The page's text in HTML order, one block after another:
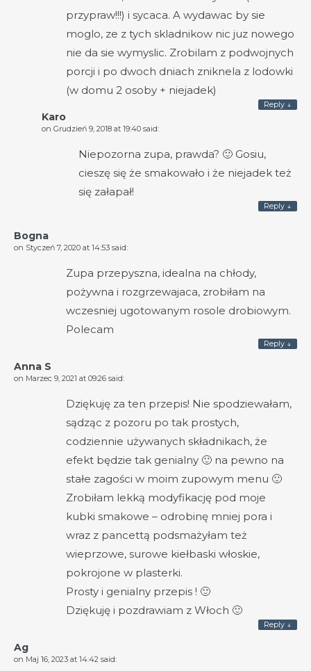
przypraw!!!) i sycaca. A wydawac by sie
moglo, ze z tych skladnikow nic juz nowego
nie da sie wymyslic. Zrobilam z podwojnych
porcji i po dwoch dniach zniknela z lodowki
(w domu 2 osoby + niejadek)
Reply ↓
Karo
on Grudzień 9, 2018 at 19:40 said:
Niepozorna zupa, prawda? 🙂 Gosiu,
cieszę się że smakowało i że niejadek też
się załapał!
Reply ↓
Bogna
on Styczeń 7, 2020 at 14:53 said:
Zupa przepyszna, idealna na chłody,
pożywna i rozgrzewajaca, zrobiłam na
wczesniej ugotowanym rosole drobiowym.
Polecam
Reply ↓
Anna S
on Marzec 9, 2021 at 09:26 said:
Dziękuję za ten przepis! Nie spodziewałam,
sądząc z pozoru po tak prostych,
codziennie używanych składnikach, że
efekt będzie tak genialny 🙂 na pewno na
stałe zagości w moim zupowym menu 🙂
Zrobiłam lekką modyfikację pod moje
kubki smakowe – odrobinę mniej pora i
wraz z pancettą podsmażyłam też
wieprzowe, surowe kiełbaski włoskie,
pokrojone w plasterki.
Prosty i genialny przepis ! 🙂
Dziękuję i pozdrawiam z Włoch 🙂
Reply ↓
Ag
on Maj 16, 2023 at 14:42 said: